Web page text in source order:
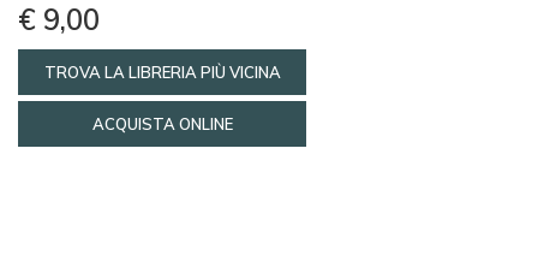
€ 9,00
TROVA LA LIBRERIA PIÙ VICINA
ACQUISTA ONLINE